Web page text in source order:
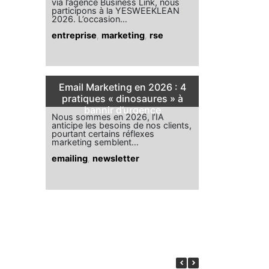
participons à la YESWEEKLEAN
2026. L’occasion…
entreprise marketing rse
Email Marketing en 2026 : 4
pratiques « dinosaures » à
bannir d’urgence
Nous sommes en 2026, l’IA
anticipe les besoins de nos clients,
pourtant certains réflexes
marketing semblent…
emailing, newsletter